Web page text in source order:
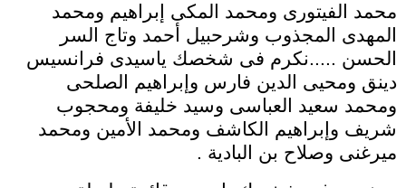
محمد الفيتورى ومحمد المكى إبراهيم ومحمد
المهدى المجذوب وشرحبيل أحمد وتاج السر
الحسن .....نكرم فى شخصك ياسيدى فرانسيس
دينق ومحيى الدين فارس وإبراهيم الصلحى
ومحمد سعيد العباسى وسيد خليفة ومحجوب
شريف وإبراهيم الكاشف ومحمد الأمين ومحمد
ميرغنى وصلاح بن البادية .